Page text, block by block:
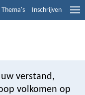
Thema's Inschrijven
verstand,
volkomen op